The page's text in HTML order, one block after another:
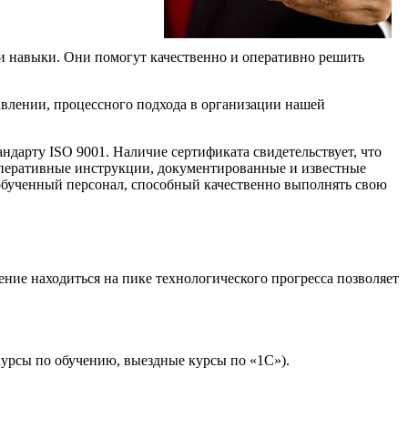
навыки. Они помогут качественно и оперативно решить
процессного подхода в организации нашей
ISO 9001. Наличие сертификата свидетельствует, что
инструкции, документированные и известные
персонал, способный качественно выполнять свою
находиться на пике технологического прогресса позволяет
по обучению, выездные курсы по «1С»).